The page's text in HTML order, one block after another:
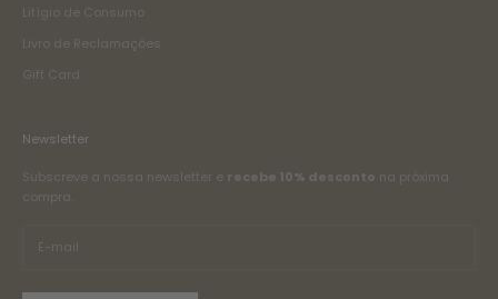
Litígio de Consumo
Livro de Reclamações
Gift Card
Newsletter
Subscreve a nossa newsletter e recebe 10% desconto na próxima
compra.